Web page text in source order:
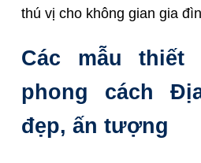
thú vị cho không gian gia
Các mẫu
phong cách
đẹp, ấn tượng